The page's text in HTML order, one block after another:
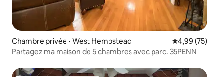
Chambre privée ⋅ West Hempstead Évaluation
4,99 (75)
Partagez ma maison de 5 chambres avec parc. 35PENN